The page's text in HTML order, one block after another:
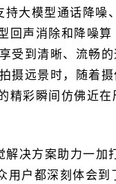
持大模型通话降噪
回声消除和降噪算
受到清晰、流畅
摄远景时，随着
精彩瞬间仿佛近在
解决方案助力一加
用户都深刻体会到